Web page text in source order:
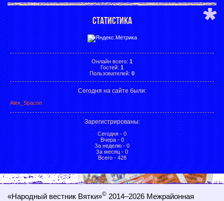
СТАТИСТИКА
Онлайн всего: 1
Гостей: 1
Пользователей: 0
Сегодня на сайте были:
Alex_Spacon
Зарегистрированы:
Сегодня - 0
Вчера - 0
За неделю - 0
За месяц - 0
Всего - 428
«Народный вестник Вятки»©2014–2026 Межрайонная